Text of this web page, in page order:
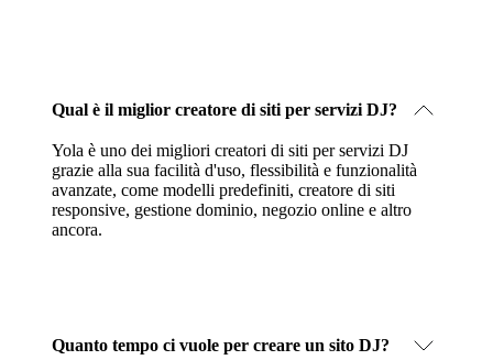
Qual è il miglior creatore di siti per servizi DJ?
Yola è uno dei migliori creatori di siti per servizi DJ
grazie alla sua facilità d'uso, flessibilità e funzionalità
avanzate, come modelli predefiniti, creatore di siti
responsive, gestione dominio, negozio online e altro
ancora.
Quanto tempo ci vuole per creare un sito DJ?